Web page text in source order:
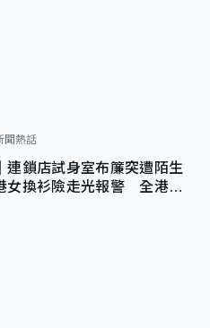
聞熱話
連鎖店試身室布簾突遭陌生
換衫險走光報警 全港分